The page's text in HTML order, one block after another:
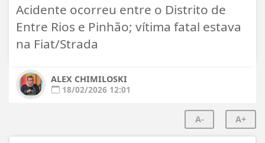
Acidente ocorreu entre o Distrito de
Entre Rios e Pinhão; vítima fatal estava
na Fiat/Strada
ALEX CHIMILOSKI
18/02/2026 12:01
A- A+